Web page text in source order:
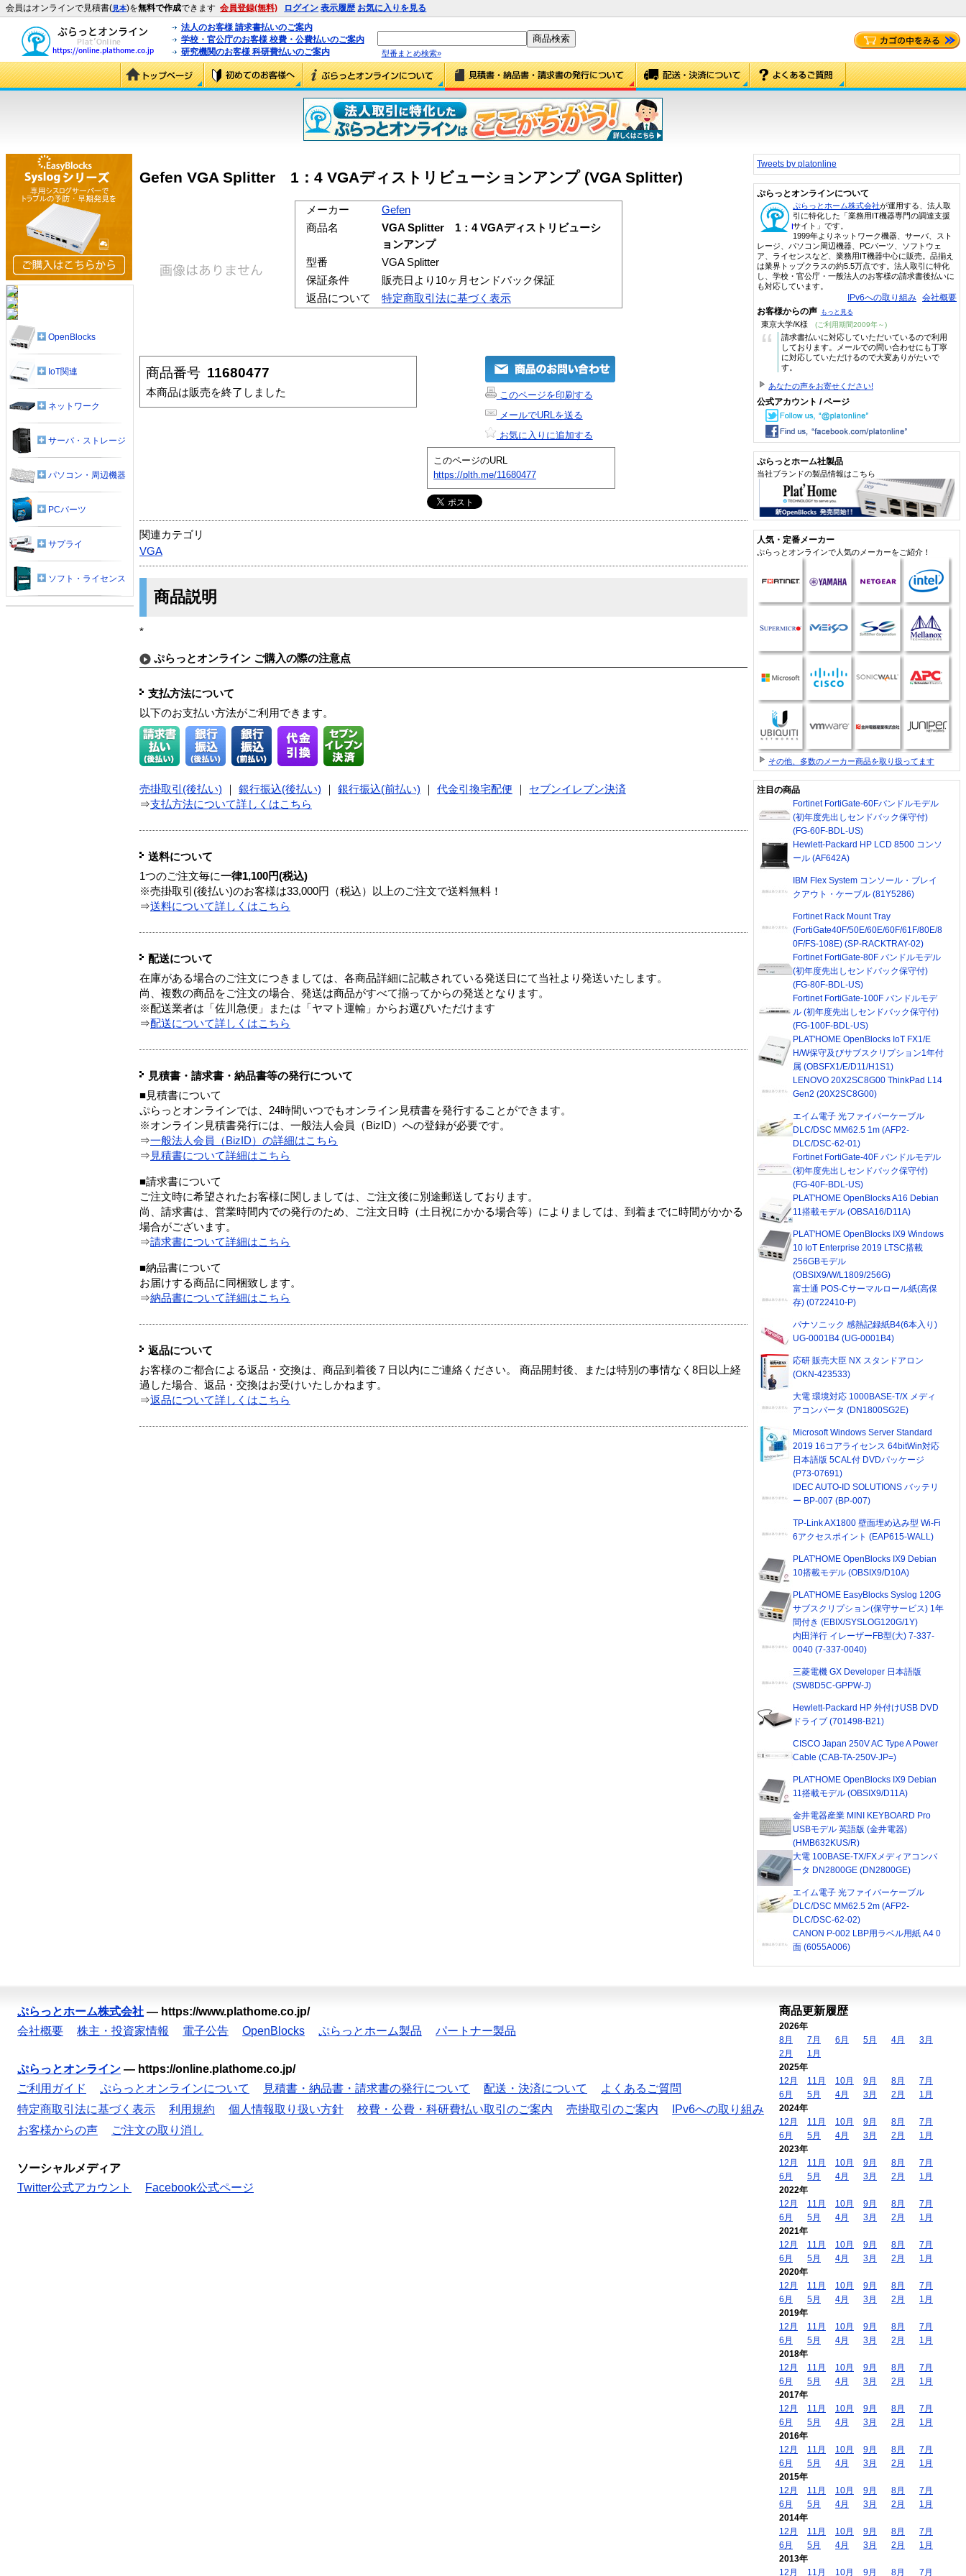
会員はオンラインで見積書(見本)を無料で作成できます 会員登録(無料) ログイン 表示履歴 お気に入りを見る
法人のお客様 請求書払いのご案内
学校・官公庁のお客様 校費・公費払いのご案内
研究機関のお客様 科研費払いのご案内
型番まとめ検索»
Gefen VGA Splitter 1：4 VGAディストリビューションアンプ (VGA Splitter)
メーカー
Gefen
商品名
VGA Splitter 1：4 VGAディストリビューシ
ョンアンプ
型番
VGA Splitter
保証条件
販売日より10ヶ月センドバック保証
返品について
特定商取引法に基づく表示
商品番号 11680477
本商品は販売を終了しました
このページを印刷する
メールでURLを送る
お気に入りに追加する
このページのURL
https://plth.me/11680477
関連カテゴリ
VGA
商品説明
*
ぷらっとオンライン ご購入の際の注意点
支払方法について
以下のお支払い方法がご利用できます。
売掛取引(後払い) 銀行振込(後払い) 銀行振込(前払い) 代金引換宅配便
セブンイレブン決済
⇒支払方法について詳しくはこちら
送料について
1つのご注文毎に一律1,100円(税込)
※売掛取引(後払い)のお客様は33,000円（税込）以上のご注文で送料無料！
⇒送料について詳しくはこちら
配送について
在庫がある場合のご注文につきましては、各商品詳細に記載されている発送日にて当社より発送いたします。
尚、複数の商品をご注文の場合、発送は商品がすべて揃ってからの発送となります。
※配送業者は「佐川急便」または「ヤマト運輸」からお選びいただけます
⇒配送について詳しくはこちら
見積書・請求書・納品書等の発行について
■見積書について
ぷらっとオンラインでは、24時間いつでもオンライン見積書を発行することができます。
※オンライン見積書発行には、一般法人会員（BizID）への登録が必要です。
⇒一般法人会員（BizID）の詳細はこちら
⇒ 見積書について詳細はこちら
■請求書について
ご注文時に希望されたお客様に関しましては、ご注文後に別途郵送しております。
尚、請求書は、営業時間内での発行のため、ご注文日時（土日祝にかかる場合等）によりましては、到着までに時間がかかる
場合がございます。
⇒請求書について詳細はこちら
■納品書について
お届けする商品に同梱致します。
⇒納品書について詳細はこちら
返品について
お客様のご都合による返品・交換は、商品到着後７日以内にご連絡ください。 商品開封後、または特別の事情なく8日以上経
過した場合、返品・交換はお受けいたしかねます。
⇒返品について詳しくはこちら
OpenBlocks
IoT関連
ネットワーク
サーバ・ストレージ
パソコン・周辺機器
PCパーツ
サプライ
ソフト・ライセンス
Tweets by platonline
ぷらっとオンラインについて
ぷらっとホーム株式会社が運用する、法人取
引に特化した「業務用IT機器専門の調達支援
サイト」です。
1999年よりネットワーク機器、サーバ、スト
レージ、パソコン周辺機器、PCパーツ、ソフトウェ
ア、ライセンスなど、業務用IT機器中心に販売。品揃え
は業界トップクラスの約5.5万点です。法人取引に特化
し、学校・官公庁・一般法人のお客様の請求書後払いに
も対応しています。
IPv6への取り組み 会社概要
お客様からの声 もっと見る
東京大学/K様 (ご利用期間2009年～)
“
請求書払いに対応していただいているので利用
しております。メールでの問い合わせにも丁寧
に対応していただけるので大変ありがたいで
す。
あなたの声をお寄せください!
公式アカウント / ページ
ぷらっとホーム社製品
当社ブランドの製品情報はこちら
人気・定番メーカー
ぷらっとオンラインで人気のメーカーをご紹介！
その他、多数のメーカー商品を取り扱ってます
注目の商品
Fortinet FortiGate-60Fバンドルモデル
(初年度先出しセンドバック保守付)
(FG-60F-BDL-US)
Hewlett-Packard HP LCD 8500 コンソ
ール (AF642A)
IBM Flex System コンソール・ブレイ
クアウト・ケーブル (81Y5286)
Fortinet Rack Mount Tray
(FortiGate40F/50E/60E/60F/61F/80E/8
0F/FS-108E) (SP-RACKTRAY-02)
Fortinet FortiGate-80F バンドルモデル
(初年度先出しセンドバック保守付)
(FG-80F-BDL-US)
Fortinet FortiGate-100F バンドルモデ
ル (初年度先出しセンドバック保守付)
(FG-100F-BDL-US)
PLAT'HOME OpenBlocks IoT FX1/E
H/W保守及びサブスクリプション1年付
属 (OBSFX1/E/D11/H1S1)
LENOVO 20X2SC8G00 ThinkPad L14
Gen2 (20X2SC8G00)
エイム電子 光ファイバーケーブル
DLC/DSC MM62.5 1m (AFP2-
DLC/DSC-62-01)
Fortinet FortiGate-40F バンドルモデル
(初年度先出しセンドバック保守付)
(FG-40F-BDL-US)
PLAT'HOME OpenBlocks A16 Debian
11搭載モデル (OBSA16/D11A)
PLAT'HOME OpenBlocks IX9 Windows
10 IoT Enterprise 2019 LTSC搭載
256GBモデル
(OBSIX9/W/L1809/256G)
富士通 POS-Cサーマルロール紙(高保
存) (0722410-P)
パナソニック 感熱記録紙B4(6本入り)
UG-0001B4 (UG-0001B4)
応研 販売大臣 NX スタンドアロン
(OKN-423533)
大電 環境対応 1000BASE-T/X メディ
アコンバータ (DN1800SG2E)
Microsoft Windows Server Standard
2019 16コアライセンス 64bitWin対応
日本語版 5CAL付 DVDパッケージ
(P73-07691)
IDEC AUTO-ID SOLUTIONS バッテリ
ー BP-007 (BP-007)
TP-Link AX1800 壁面埋め込み型 Wi-Fi
6アクセスポイント (EAP615-WALL)
PLAT'HOME OpenBlocks IX9 Debian
10搭載モデル (OBSIX9/D10A)
PLAT'HOME EasyBlocks Syslog 120G
サブスクリプション(保守サービス) 1年
間付き (EBIX/SYSLOG120G/1Y)
内田洋行 イレーザーFB型(大) 7-337-
0040 (7-337-0040)
三菱電機 GX Developer 日本語版
(SW8D5C-GPPW-J)
Hewlett-Packard HP 外付けUSB DVD
ドライブ (701498-B21)
CISCO Japan 250V AC Type A Power
Cable (CAB-TA-250V-JP=)
PLAT'HOME OpenBlocks IX9 Debian
11搭載モデル (OBSIX9/D11A)
金井電器産業 MINI KEYBOARD Pro
USBモデル 英語版 (金井電器)
(HMB632KUS/R)
大電 100BASE-TX/FXメディアコンバ
ータ DN2800GE (DN2800GE)
エイム電子 光ファイバーケーブル
DLC/DSC MM62.5 2m (AFP2-
DLC/DSC-62-02)
CANON P-002 LBP用ラベル用紙 A4 0
面 (6055A006)
ぷらっとホーム株式会社 — https://www.plathome.co.jp/
会社概要
株主・投資家情報 電子公告 OpenBlocks ぷらっとホーム製品 パートナー製品
ぷらっとオンライン — https://online.plathome.co.jp/
ご利用ガイド
ぷらっとオンラインについて 見積書・納品書・請求書の発行について 配送・決済について
よくあるご質問
特定商取引法に基づく表示
利用規約 個人情報取り扱い方針 校費・公費・科研費払い取引のご案内 売掛取引のご案内
IPv6への取り組み
お客様からの声
ご注文の取り消し
ソーシャルメディア
Twitter公式アカウント
Facebook公式ページ
商品更新履歴
2026年
8月
7月 6月 5月 4月
3月
2月
1月
2025年
12月
11月 10月 9月 8月
7月
6月
5月 4月 3月 2月
1月
2024年
12月
11月 10月 9月 8月
7月
6月
5月 4月 3月 2月
1月
2023年
12月
11月 10月 9月 8月
7月
6月
5月 4月 3月 2月
1月
2022年
12月
11月 10月 9月 8月
7月
6月
5月 4月 3月 2月
1月
2021年
12月
11月 10月 9月 8月
7月
6月
5月 4月 3月 2月
1月
2020年
12月
11月 10月 9月 8月
7月
6月
5月 4月 3月 2月
1月
2019年
12月
11月 10月 9月 8月
7月
6月
5月 4月 3月 2月
1月
2018年
12月
11月 10月 9月 8月
7月
6月
5月 4月 3月 2月
1月
2017年
12月
11月 10月 9月 8月
7月
6月
5月 4月 3月 2月
1月
2016年
12月
11月 10月 9月 8月
7月
6月
5月 4月 3月 2月
1月
2015年
12月
11月 10月 9月 8月
7月
6月
5月 4月 3月 2月
1月
2014年
12月
11月 10月 9月 8月
7月
6月
5月 4月 3月 2月
1月
2013年
12月
11月 10月 9月 8月 7月